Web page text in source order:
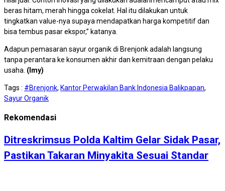
beras hitam, merah hingga cokelat. Hal itu dilakukan untuk
tingkatkan value-nya supaya mendapatkan harga kompetitif dan
bisa tembus pasar ekspor,” katanya.
Adapun pemasaran sayur organik di Brenjonk adalah langsung
tanpa perantara ke konsumen akhir dan kemitraan dengan pelaku
usaha. (Imy)
Tags : #Brenjonk, Kantor Perwakilan Bank Indonesia Balikpapan,
Sayur Organik
Rekomendasi
Ditreskrimsus Polda Kaltim Gelar Sidak Pasar,
Pastikan Takaran Minyakita Sesuai Standar